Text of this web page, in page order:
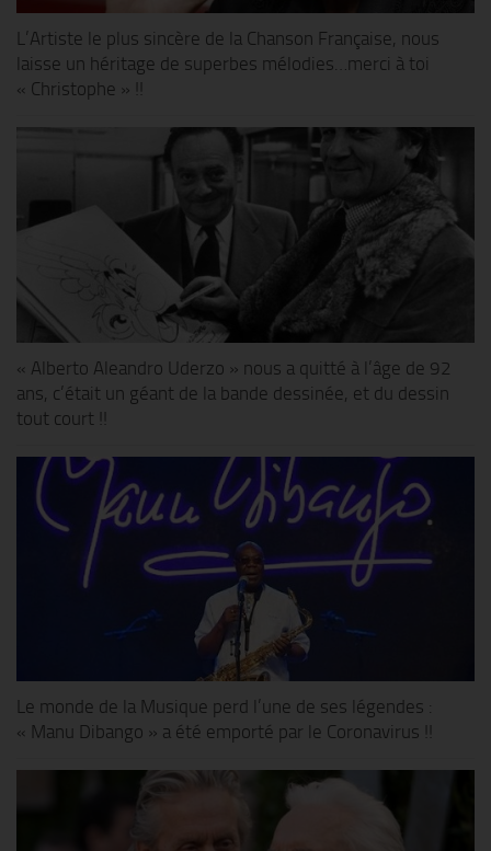
L’Artiste le plus sincère de la Chanson Française, nous
laisse un héritage de superbes mélodies…merci à toi
« Christophe » !!
« Alberto Aleandro Uderzo » nous a quitté à l’âge de 92
ans, c’était un géant de la bande dessinée, et du dessin
tout court !!
Le monde de la Musique perd l’une de ses légendes :
« Manu Dibango » a été emporté par le Coronavirus !!